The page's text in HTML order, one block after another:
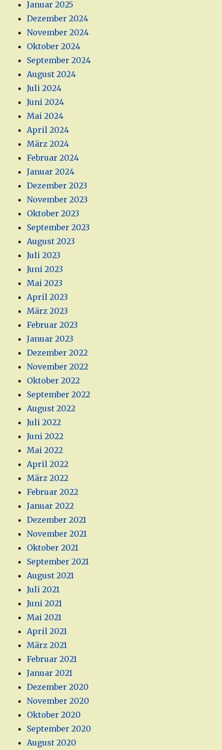
Januar 2025
Dezember 2024
November 2024
Oktober 2024
September 2024
August 2024
Juli 2024
Juni 2024
Mai 2024
April 2024
März 2024
Februar 2024
Januar 2024
Dezember 2023
November 2023
Oktober 2023
September 2023
August 2023
Juli 2023
Juni 2023
Mai 2023
April 2023
März 2023
Februar 2023
Januar 2023
Dezember 2022
November 2022
Oktober 2022
September 2022
August 2022
Juli 2022
Juni 2022
Mai 2022
April 2022
März 2022
Februar 2022
Januar 2022
Dezember 2021
November 2021
Oktober 2021
September 2021
August 2021
Juli 2021
Juni 2021
Mai 2021
April 2021
März 2021
Februar 2021
Januar 2021
Dezember 2020
November 2020
Oktober 2020
September 2020
August 2020